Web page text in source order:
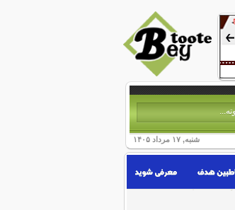
شنبه, ۱۷ مرداد ۱۴۰۵